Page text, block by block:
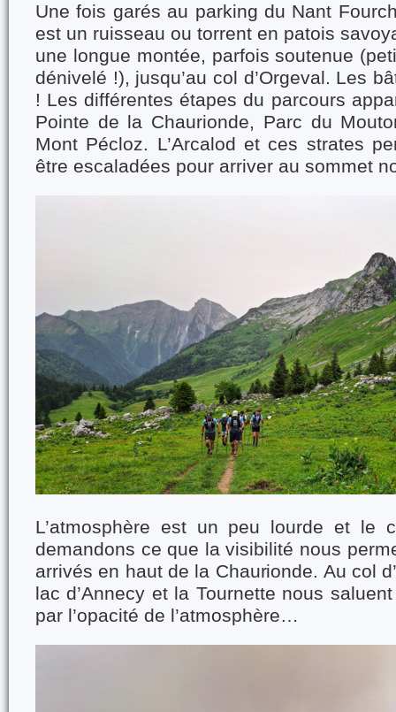
Une fois garés au parking du Nant
est un ruisseau ou torrent en patois
une longue montée, parfois soutenue
dénivelé !), jusqu’au col d’Orgeval. Les
! Les différentes étapes du parcours
Pointe de la Chaurionde, Parc du
Mont Pécloz. L’Arcalod et ces strates
être escaladées pour arriver au sommet
L’atmosphère est un peu lourde et le
demandons ce que la visibilité nous
arrivés en haut de la Chaurionde. Au col
lac d’Annecy et la Tournette nous
par l’opacité de l’atmosphère…